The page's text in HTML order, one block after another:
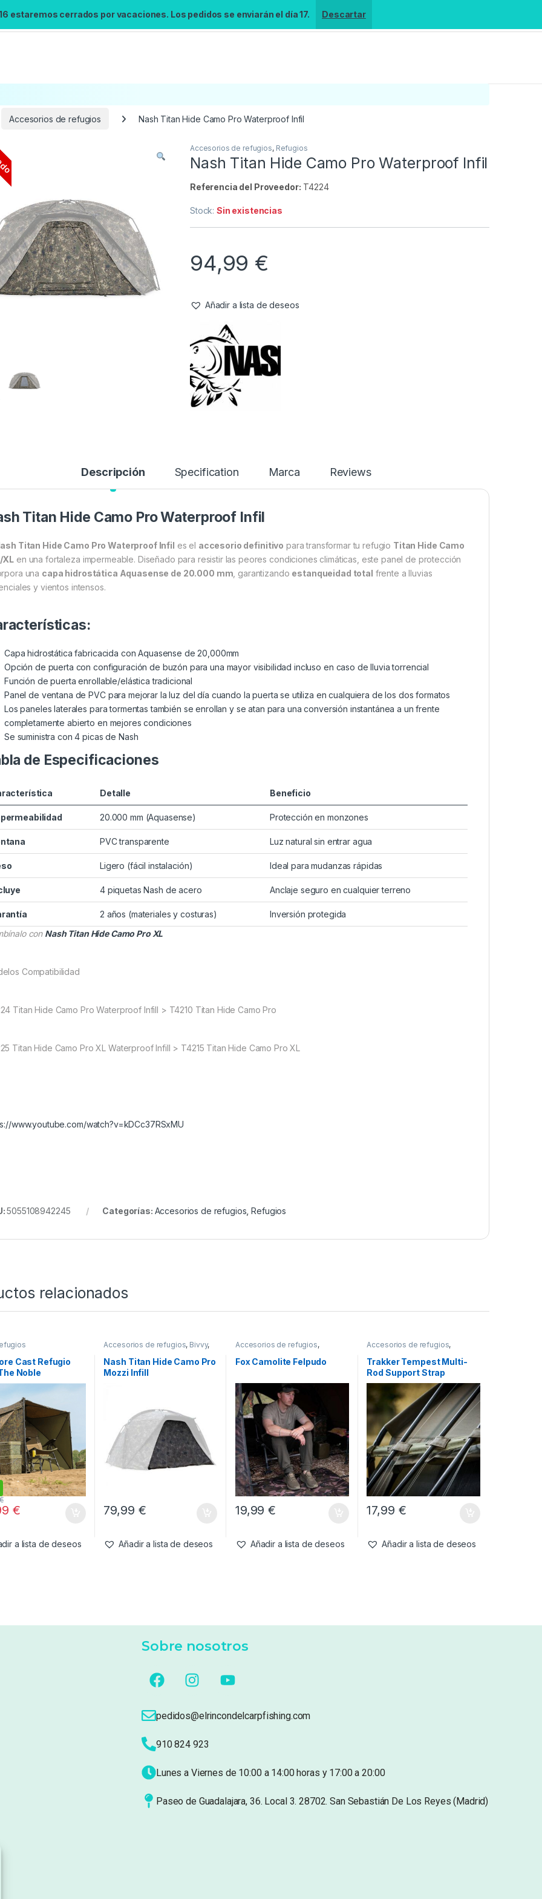
estaremos cerrados por vacaciones. Los pedidos se enviarán el día 17. Descartar
Búsqueda no disponible
No se pudo cargar el widget de búsqueda.
Reintentar
Accesorios de refugios Nash Titan Hide Camo Pro Waterproof Infil
Accesorios de refugios, Refugios
Nash Titan Hide Camo Pro Waterproof Infil
Referencia del Proveedor: T4224
Stock:Sin existencias
94,99 €
Añadir a lista de deseos
Descripción Specification Marca Reviews
Titan Hide Camo Pro Waterproof Infil
Titan Hide Camo Pro Waterproof Infil es el accesorio definitivo para transformar tu refugio Titan Hide Camo
XL en una fortaleza impermeable. Diseñado para resistir las peores condiciones climáticas, este panel de protección
una capa hidrostática Aquasense de 20.000 mm , garantizando estanqueidad total frente a lluvias
y vientos intensos.
Capa hidrostática fabricacida con Aquasense de 20,000mm
Opción de puerta con configuración de buzón para una mayor visibilidad incluso en caso de lluvia torrencial
Función de puerta enrollable/elástica tradicional
Panel de ventana de PVC para mejorar la luz del día cuando la puerta se utiliza en cualquiera de los dos formatos
Los paneles laterales para tormentas también se enrollan y se atan para una conversión instantánea a un frente
completamente abierto en mejores condiciones
Se suministra con 4 picas de Nash
de Especificaciones
Detalle Beneficio
20.000 mm (Aquasense) Protección en monzones
PVC transparente Luz natural sin entrar agua
Ligero (fácil instalación) Ideal para mudanzas rápidas
4 piquetas Nash de acero Anclaje seguro en cualquier terreno
2 años (materiales y costuras)
Inversión protegida
con Nash Titan Hide Camo Pro XL
Compatibilidad
Titan Hide Camo Pro Waterproof Infill > T4210 Titan Hide Camo Pro
Titan Hide Camo Pro XL Waterproof Infill > T4215 Titan Hide Camo Pro XL
www.youtube.com/watch?v=kDCc37RSxMU
5055108942245 Categorías: Accesorios de refugios ,Refugios
relacionados
Cast Refugio
Noble
€
€
a lista de deseos
Accesorios de refugios, Bivvy,
Nash Titan Hide Camo Pro
Mozzi Infill
79,99 €
Añadir a lista de deseos
Accesorios de refugios,
Fox Camolite Felpudo
19,99€
Añadir a lista de deseos
Accesorios de refugios,
Trakker Tempest Multi-
Rod Support Strap
17,99 €
Añadir a lista de deseos
Sobre nosotros
pedidos@elrincondelcarpfishing.com
910 824 923
Lunes a Viernes de 10:00 a 14:00 horas y 17:00 a 20:00
Paseo de Guadalajara, 36. Local 3. 28702. San Sebastián De Los Reyes (Madrid)